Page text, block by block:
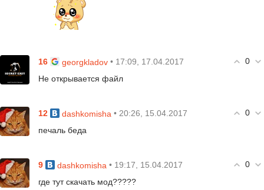
0
16 georgkladov • 17:09, 17.04.2017
Не открывается файл
0
12 dashkomisha • 20:26, 15.04.2017
печаль беда
0
9 dashkomisha • 19:17, 15.04.2017
где тут скачать мод?????